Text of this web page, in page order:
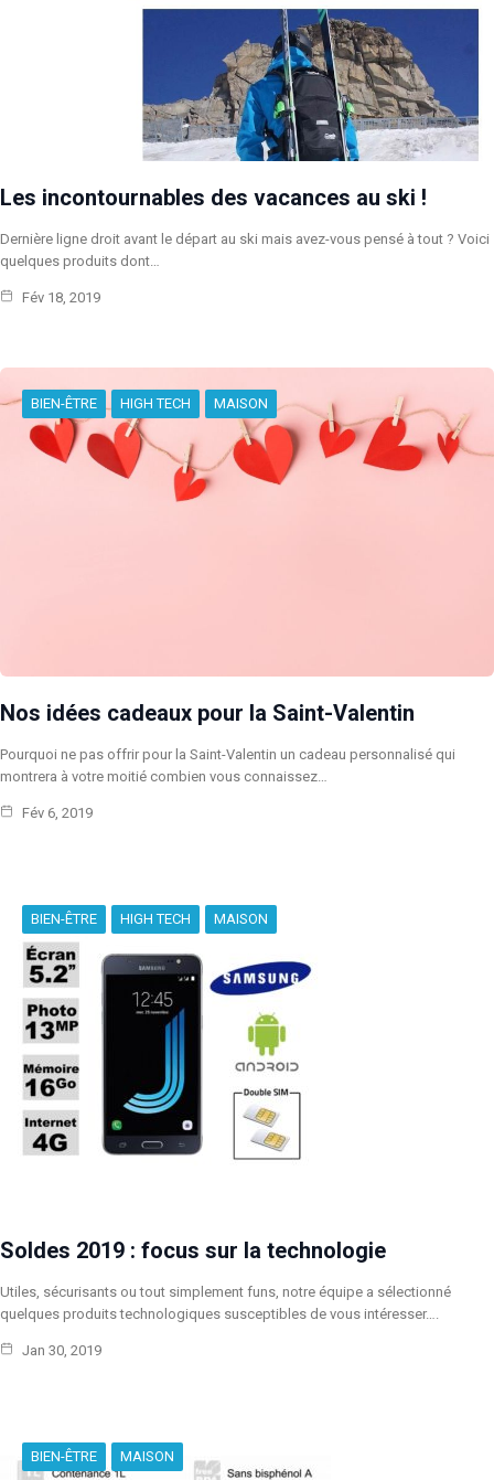
Les incontournables des vacances au ski !
Dernière ligne droit avant le départ au ski mais avez-vous pensé à tout ? Voici
quelques produits dont…
Fév 18, 2019
BIEN-ÊTRE HIGH TECH MAISON
Nos idées cadeaux pour la Saint-Valentin
Pourquoi ne pas offrir pour la Saint-Valentin un cadeau personnalisé qui
montrera à votre moitié combien vous connaissez…
Fév 6, 2019
BIEN-ÊTRE HIGH TECH MAISON
Soldes 2019 : focus sur la technologie
Utiles, sécurisants ou tout simplement funs, notre équipe a sélectionné
quelques produits technologiques susceptibles de vous intéresser….
Jan 30, 2019
BIEN-ÊTRE MAISON